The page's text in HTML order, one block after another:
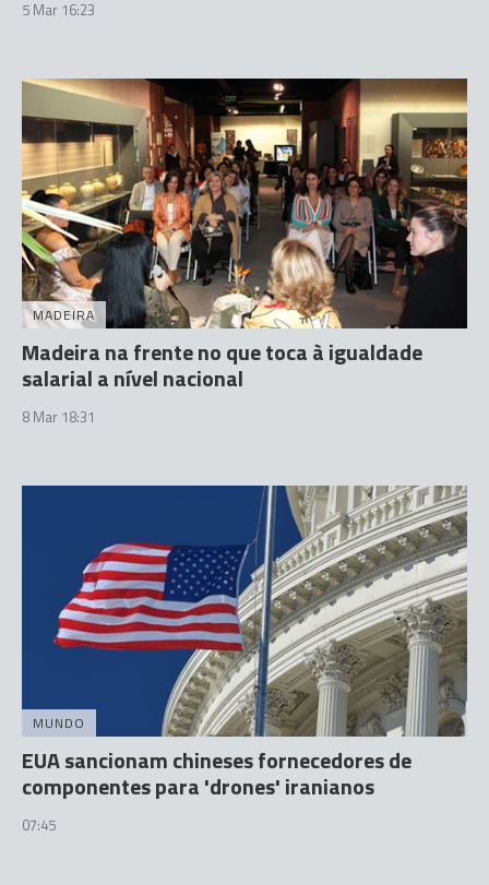
5 Mar 16:23
MADEIRA
Madeira na frente no que toca à igualdade
salarial a nível nacional
8 Mar 18:31
MUNDO
EUA sancionam chineses fornecedores de
componentes para 'drones' iranianos
07:45